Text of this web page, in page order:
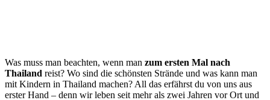
Was muss man beachten, wenn man zum ersten Mal nach
Thailand reist? Wo sind die schönsten Strände und was kann man
mit Kindern in Thailand machen? All das erfährst du von uns aus
erster Hand – denn wir leben seit mehr als zwei Jahren vor Ort und